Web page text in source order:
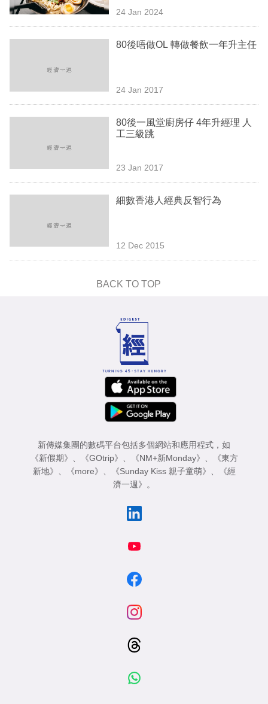
生
欄
區
24 Jan 2024
80後唔做OL 轉做餐飲一年升主任
24 Jan 2017
80後一風堂廚房仔 4年升經理 人
工三級跳
23 Jan 2017
細數香港人經典反智行為
12 Dec 2015
BACK TO TOP
新傳媒集團的數碼平台包括多個網站和應用程式，如
《新假期》
《GOtrip》 《NM+新Monday》
《東方
新地》
《more》 《Sunday Kiss 親子童萌》
《經
濟一週》
。